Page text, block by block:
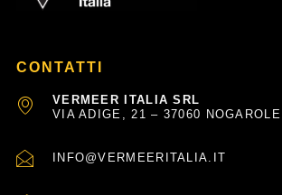
CONTATTI
VERMEER ITALIA SRL
VIA ADIGE, 21 – 37060
INFO@VERMEERITALIA.IT